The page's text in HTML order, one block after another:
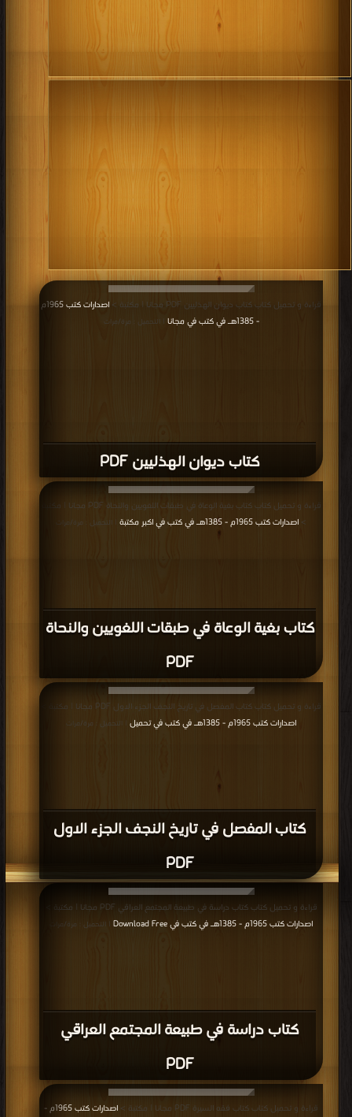
كتاب ديوان الهذليين PDF
قراءة و تحميل كتاب كتاب ديوان الهذليين PDF مجانا | مكتبة >
اصدارات كتب 1965م
- 1385هـ في كتب في مجانا
| التحميل : مرة/مرات
كتاب بغية الوعاة في طبقات اللغويين والنحاة
PDF
قراءة و تحميل كتاب كتاب بغية الوعاة في طبقات اللغويين والنحاة PDF مجانا | مكتبة
> اصدارات كتب 1965م - 1385هـ في كتب في اكبر مكتبة | التحميل : مرة/مرات
كتاب المفصل في تاريخ النجف الجزء الاول
PDF
قراءة و تحميل كتاب كتاب المفصل في تاريخ النجف الجزء الاول PDF مجانا | مكتبة >
اصدارات كتب 1965م - 1385هـ في كتب في تحميل
| التحميل : مرة/مرات
كتاب دراسة في طبيعة المجتمع العراقي
PDF
قراءة و تحميل كتاب كتاب دراسة في طبيعة المجتمع العراقي PDF مجانا | مكتبة >
اصدارات كتب 1965م - 1385هـ في كتب في Download Free
| التحميل : مرة/مرات
قراءة و تحميل كتاب كتاب فقه السيرة PDF مجانا | مكتبة >
اصدارات كتب 1965م -